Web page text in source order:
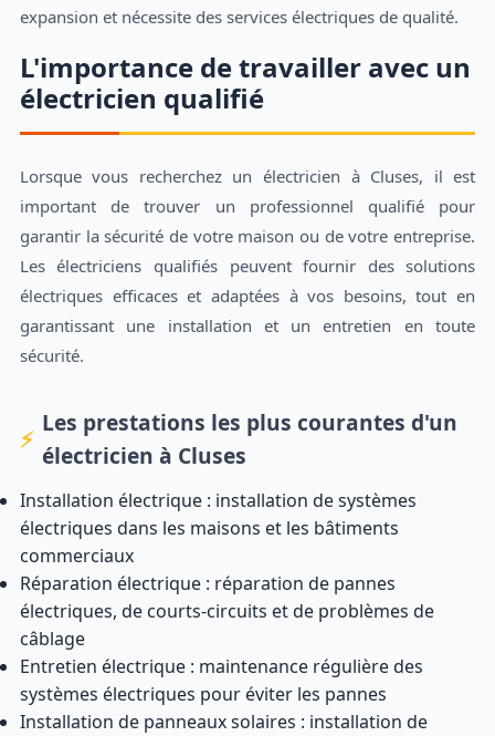
expansion et nécessite des services électriques de qualité.
L'importance de travailler avec un
électricien qualifié
Lorsque vous recherchez un électricien à Cluses, il est
important de trouver un professionnel qualifié pour
garantir la sécurité de votre maison ou de votre entreprise.
Les électriciens qualifiés peuvent fournir des solutions
électriques efficaces et adaptées à vos besoins, tout en
garantissant une installation et un entretien en toute
sécurité.
Les prestations les plus courantes d'un
électricien à Cluses
Installation électrique : installation de systèmes
électriques dans les maisons et les bâtiments
commerciaux
Réparation électrique : réparation de pannes
électriques, de courts-circuits et de problèmes de
câblage
Entretien électrique : maintenance régulière des
systèmes électriques pour éviter les pannes
Installation de panneaux solaires : installation de